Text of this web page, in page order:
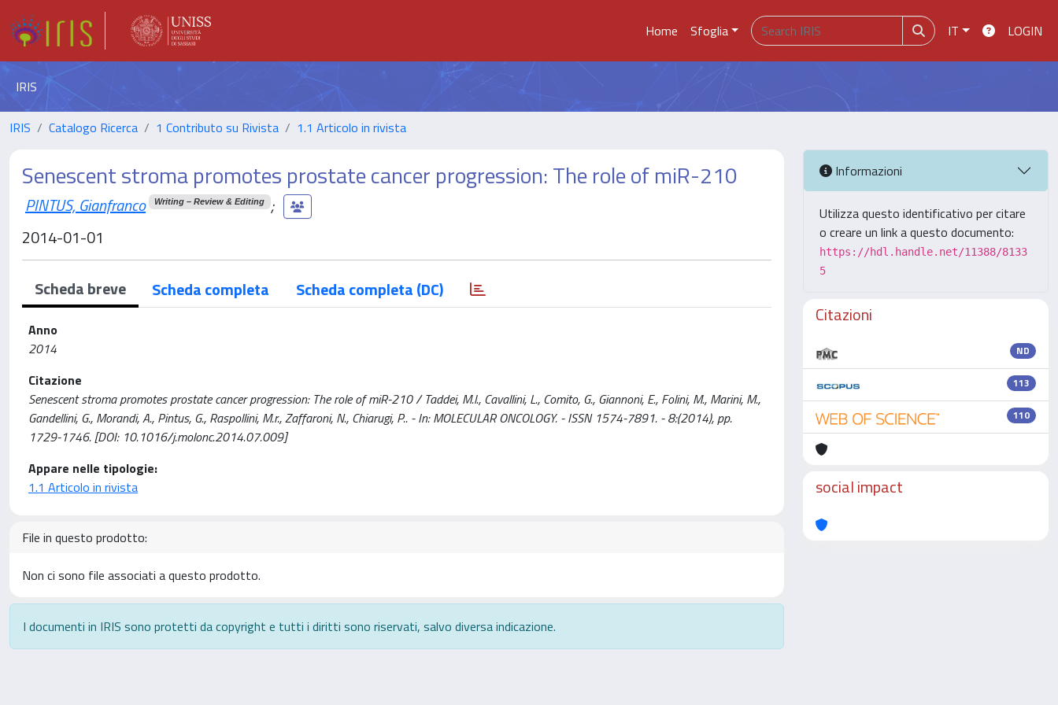
Home Sfoglia IT LOGIN
IRIS
IRIS Catalogo Ricerca 1 Contributo su Rivista 1.1 Articolo in rivista
Senescent stroma promotes prostate cancer progression: The role of miR-210
PINTUS, Gianfranco Writing – Review & Editing
;
2014-01-01
Scheda breve Scheda completa Scheda completa (DC)
Anno
2014
Citazione
Senescent stroma promotes prostate cancer progression: The role of miR-210 / Taddei, M.l., Cavallini, L., Comito, G., Giannoni, E., Folini, M., Marini, M.,
Gandellini, G., Morandi, A., Pintus, G., Raspollini, M.r., Zaffaroni, N., Chiarugi, P.. - In: MOLECULAR ONCOLOGY. - ISSN 1574-7891. - 8:(2014), pp.
1729-1746. [DOI: 10.1016/j.molonc.2014.07.009]
Appare nelle tipologie:
1.1 Articolo in rivista
File in questo prodotto:
Non ci sono file associati a questo prodotto.
I documenti in IRIS sono protetti da copyright e tutti i diritti sono riservati, salvo diversa indicazione.
Informazioni
Utilizza questo identificativo per citare
o creare un link a questo documento:
https://hdl.handle.net/11388/8133
5
Citazioni
ND
113
110
social impact